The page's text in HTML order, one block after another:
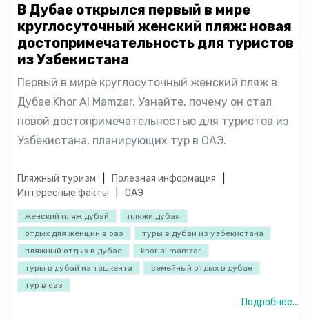
В Дубае открылся первый в мире
круглосуточный женский пляж: новая
достопримечательность для туристов
из Узбекистана
Первый в мире круглосуточный женский пляж в
Дубае Khor Al Mamzar. Узнайте, почему он стал
новой достопримечательностью для туристов из
Узбекистана, планирующих тур в ОАЭ.
Пляжный туризм
Полезная информация
Интересные факты
ОАЭ
женский пляж дубай
пляжи дубая
отдых для женщин в оаэ
туры в дубай из узбекистана
пляжный отдых в дубае
khor al mamzar
туры в дубай из ташкента
семейный отдых в дубае
тур в оаэ
Подробнее...